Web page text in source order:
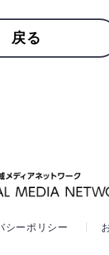
戻る
シーポリシー